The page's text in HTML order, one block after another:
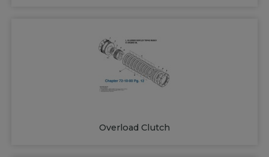
Overload Clutch